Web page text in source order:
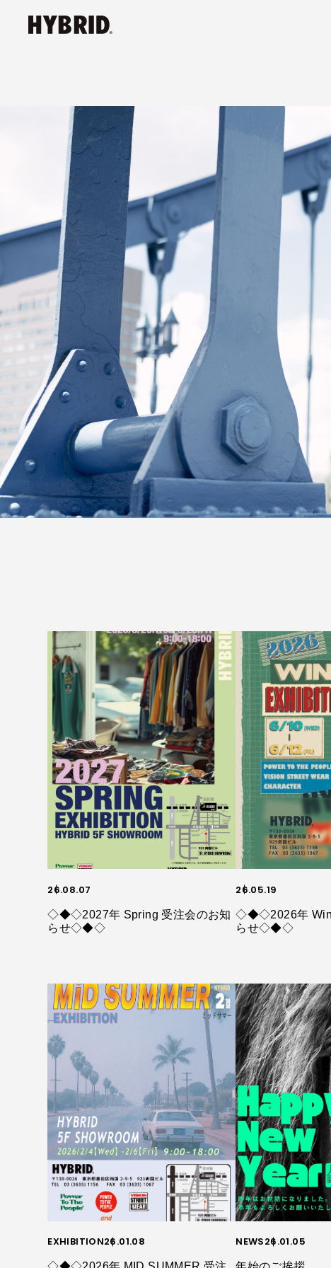
26.08.07
◇◆◇2027年 Spring 受注会のお知
らせ◇◆◇
26.05.19
◇◆◇2026年
らせ◇◆◇
EXHIBITION26.01.08 NEWS26.01.05